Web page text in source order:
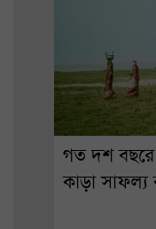
গত দশ বছরে
কাড়া সাফল্য